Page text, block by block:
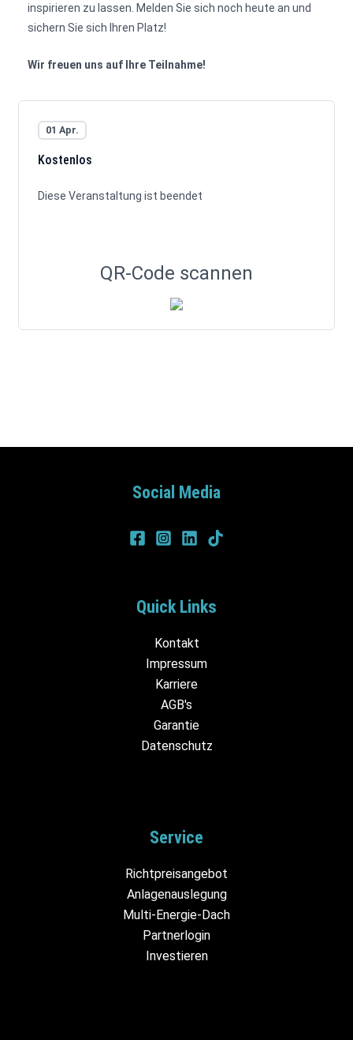
inspirieren zu lassen. Melden Sie sich noch heute an und
sichern Sie sich Ihren Platz!
Wir freuen uns auf Ihre Teilnahme!
01 Apr.
Kostenlos
Diese Veranstaltung ist beendet
QR-Code scannen
Social Media
Quick Links
Kontakt
Impressum
Karriere
AGB's
Garantie
Datenschutz
Service
Richtpreisangebot
Anlagenauslegung
Multi-Energie-Dach
Partnerlogin
Investieren